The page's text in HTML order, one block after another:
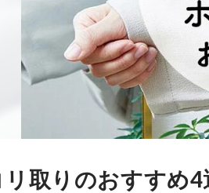
取りのおすすめ